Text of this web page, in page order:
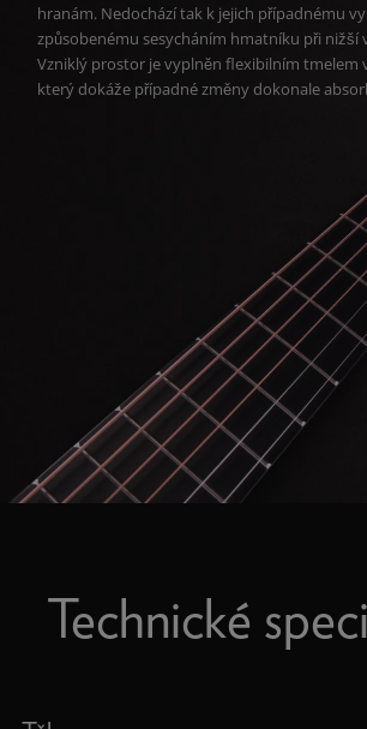
hranám. Nedochází tak k jejich případnému
způsobenému sesycháním hmatníku při nižší
Vzniklý prostor je vyplněn flexibilním tmelem
který dokáže případné změny dokonale
Technické